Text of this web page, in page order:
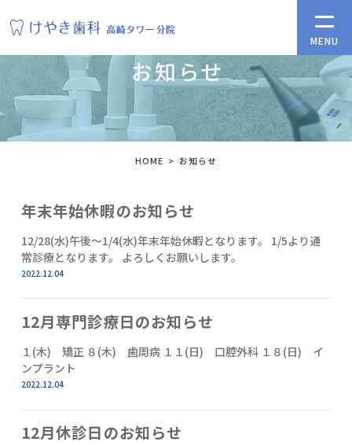
お知らせ
HOME お知らせ
年末年始休暇のお知らせ
12/28(水)午後～1/4(水)年末年始休暇となります。 1/5より通
常診療となります。 よろしくお願いします。
2022.12.04
12月専門診療日のお知らせ
１(木) 矯正 ８(木) 歯周病 １１(日) 口腔外科 １８(日) イ
ンプラント
2022.12.04
12月休診日のお知らせ